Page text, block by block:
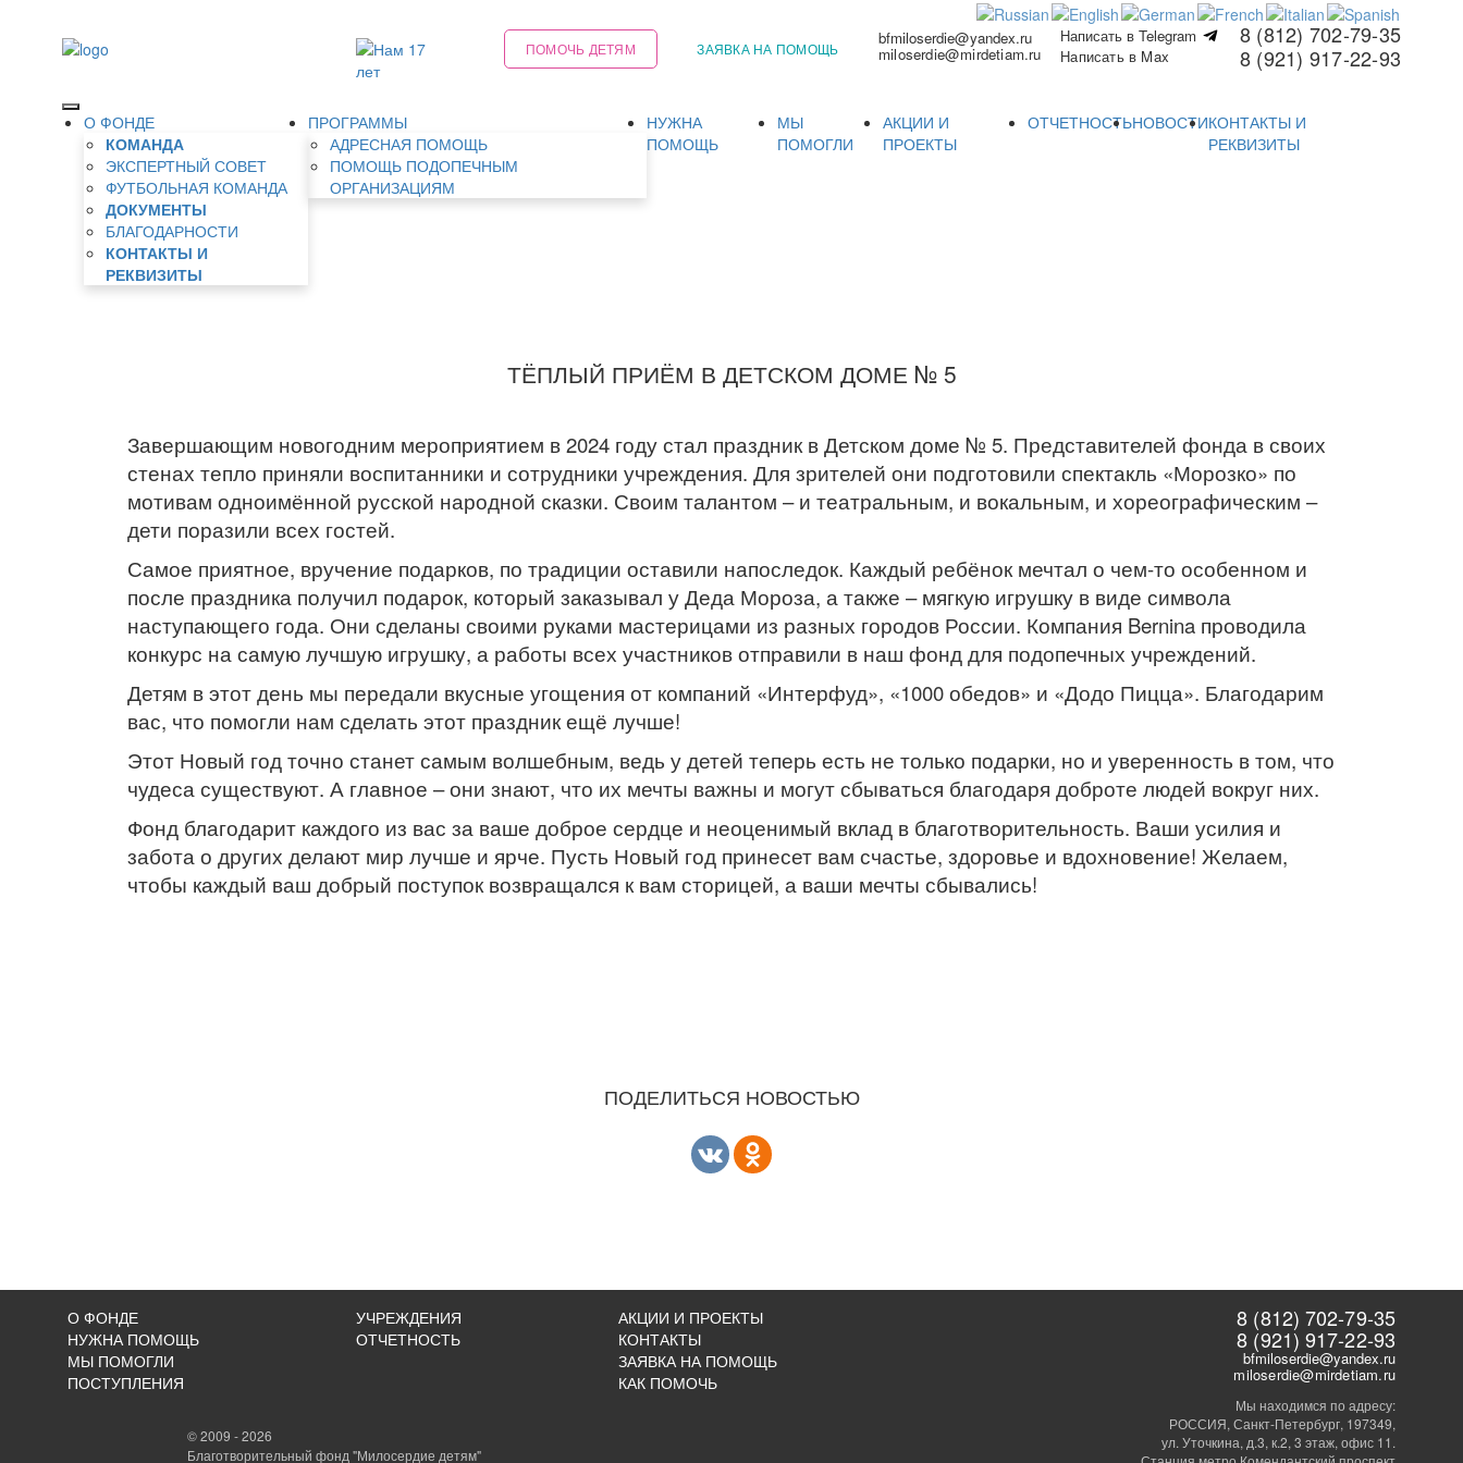
ПОМОЧЬ ДЕТЯМ ЗАЯВКА НА ПОМОЩЬ bfmiloserdie@yandex.ru
miloserdie@mirdetiam.ru
Написать в Telegram
Написать в Max
8 (812) 702-79-35
8 (921) 917-22-93
О ФОНДЕ
КОМАНДА
ЭКСПЕРТНЫЙ СОВЕТ
ФУТБОЛЬНАЯ КОМАНДА
ДОКУМЕНТЫ
БЛАГОДАРНОСТИ
КОНТАКТЫ И
РЕКВИЗИТЫ
ПРОГРАММЫ
АДРЕСНАЯ ПОМОЩЬ
ПОМОЩЬ ПОДОПЕЧНЫМ
ОРГАНИЗАЦИЯМ
НУЖНА
ПОМОЩЬ
МЫ
ПОМОГЛИ
АКЦИИ И
ПРОЕКТЫ
ОТЧЕТНОСТЬНОВОСТИКОНТАКТЫ И
РЕКВИЗИТЫ
ТЁПЛЫЙ ПРИЁМ В ДЕТСКОМ ДОМЕ № 5
Завершающим новогодним мероприятием в 2024 году стал праздник в Детском доме № 5. Представителей фонда в своих
стенах тепло приняли воспитанники и сотрудники учреждения. Для зрителей они подготовили спектакль «Морозко» по
мотивам одноимённой русской народной сказки. Своим талантом – и театральным, и вокальным, и хореографическим –
дети поразили всех гостей.
Самое приятное, вручение подарков, по традиции оставили напоследок. Каждый ребёнок мечтал о чем-то особенном и
после праздника получил подарок, который заказывал у Деда Мороза, а также – мягкую игрушку в виде символа
наступающего года. Они сделаны своими руками мастерицами из разных городов России. Компания Bernina проводила
конкурс на самую лучшую игрушку, а работы всех участников отправили в наш фонд для подопечных учреждений.
Детям в этот день мы передали вкусные угощения от компаний «Интерфуд», «1000 обедов» и «Додо Пицца». Благодарим
вас, что помогли нам сделать этот праздник ещё лучше!
Этот Новый год точно станет самым волшебным, ведь у детей теперь есть не только подарки, но и уверенность в том, что
чудеса существуют. А главное – они знают, что их мечты важны и могут сбываться благодаря доброте людей вокруг них.
Фонд благодарит каждого из вас за ваше доброе сердце и неоценимый вклад в благотворительность. Ваши усилия и
забота о других делают мир лучше и ярче. Пусть Новый год принесет вам счастье, здоровье и вдохновение! Желаем,
чтобы каждый ваш добрый поступок возвращался к вам сторицей, а ваши мечты сбывались!
ПОДЕЛИТЬСЯ НОВОСТЬЮ
О ФОНДЕ
НУЖНА ПОМОЩЬ
МЫ ПОМОГЛИ
ПОСТУПЛЕНИЯ
УЧРЕЖДЕНИЯ
ОТЧЕТНОСТЬ
АКЦИИ И ПРОЕКТЫ
КОНТАКТЫ
ЗАЯВКА НА ПОМОЩЬ
КАК ПОМОЧЬ
© 2009 - 2026
Благотворительный фонд "Милосердие детям"
8 (812) 702-79-35
8 (921) 917-22-93
bfmiloserdie@yandex.ru
miloserdie@mirdetiam.ru
Мы находимся по адресу:
РОССИЯ, Санкт-Петербург, 197349,
ул. Уточкина, д.3, к.2, 3 этаж, офис 11.